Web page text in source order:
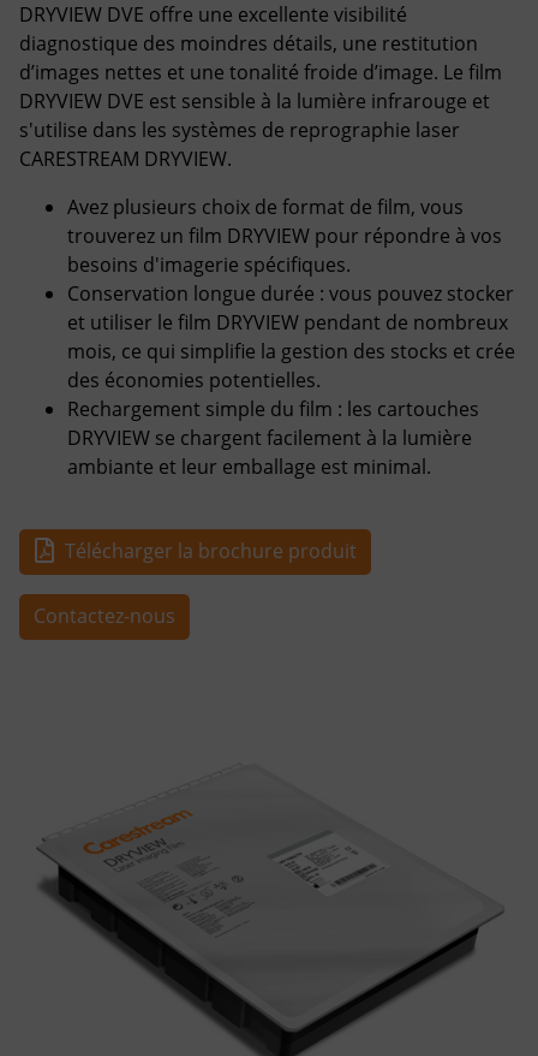
DRYVIEW DVE offre une excellente visibilité
diagnostique des moindres détails, une restitution
d’images nettes et une tonalité froide d’image. Le film
DRYVIEW DVE est sensible à la lumière infrarouge et
s'utilise dans les systèmes de reprographie laser
CARESTREAM DRYVIEW.
Avez plusieurs choix de format de film, vous
trouverez un film DRYVIEW pour répondre à vos
besoins d'imagerie spécifiques.
Conservation longue durée : vous pouvez stocker
et utiliser le film DRYVIEW pendant de nombreux
mois, ce qui simplifie la gestion des stocks et crée
des économies potentielles.
Rechargement simple du film : les cartouches
DRYVIEW se chargent facilement à la lumière
ambiante et leur emballage est minimal.
Télécharger la brochure produit
Contactez-nous